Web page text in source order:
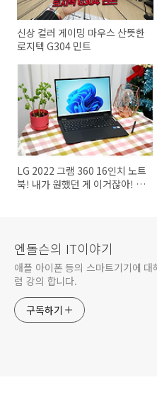
신상 컬러 게이밍 마우스 산뜻한
로지텍 G304 민트
LG 2022 그램 360 16인치 노트
북! 내가 원했던 게 이거잖아! 대
엔돌슨의 IT이야기
애플 아이폰 등의 스마트기기에
럼 강의 합니다.
구독하기